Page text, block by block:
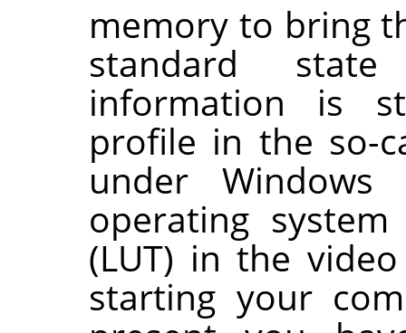
memory to bring
standard
information is
profile in the so-
under
operating
(LUT) in the
starting your